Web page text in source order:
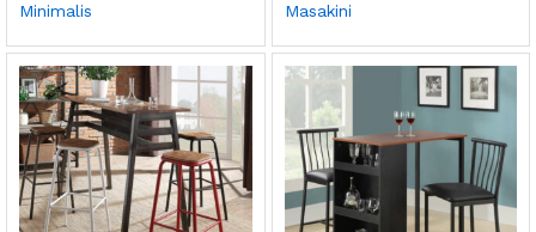
Minimalis
Masakini